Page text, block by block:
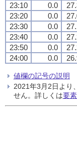
23:10
0.0
23:20
0.0
23:30
0.0
23:40
0.0
23:50
0.0
24:00
0.0
値欄の記号の説明
2021年3月2日より
せん。詳しくは要